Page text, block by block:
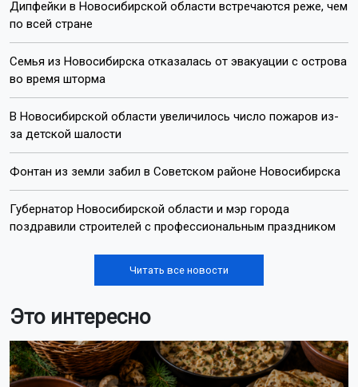
Дипфейки в Новосибирской области встречаются реже, чем
по всей стране
Семья из Новосибирска отказалась от эвакуации с острова
во время шторма
В Новосибирской области увеличилось число пожаров из-
за детской шалости
Фонтан из земли забил в Советском районе Новосибирска
Губернатор Новосибирской области и мэр города
поздравили строителей с профессиональным праздником
Читать все новости
Это интересно